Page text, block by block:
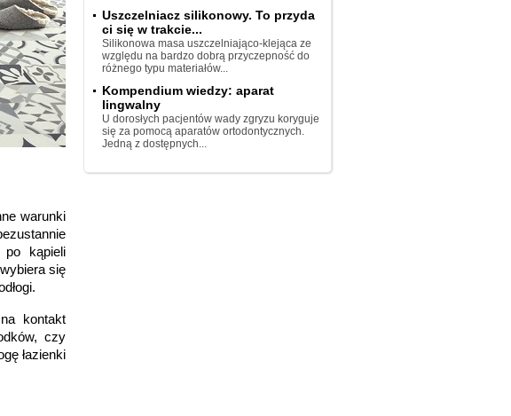
warunki
kąpieli
się
kontakt
czy
łazienki
Uszczelniacz silikonowy. To przyda
ci się w trakcie...
Silikonowa masa uszczelniająco-klejąca ze
względu na bardzo dobrą przyczepność do
różnego typu materiałów...
Kompendium wiedzy: aparat
lingwalny
U dorosłych pacjentów wady zgryzu koryguje
się za pomocą aparatów ortodontycznych.
Jedną z dostępnych...